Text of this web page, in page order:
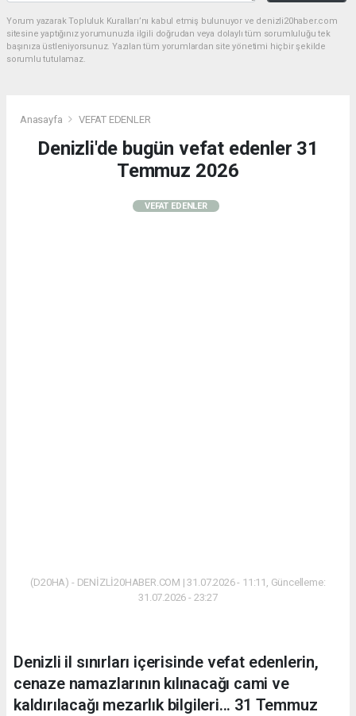
Yorum yazarak Topluluk Kuralları’nı kabul etmiş bulunuyor ve denizli20haber.com
sitesine yaptığınız yorumunuzla ilgili doğrudan veya dolaylı tüm sorumluluğu tek
başınıza üstleniyorsunuz. Yazılan tüm yorumlardan site yönetimi hiçbir şekilde
sorumlu tutulamaz.
Anasayfa VEFAT EDENLER
Denizli'de bugün vefat edenler 31
Temmuz 2026
VEFAT EDENLER
(D20HA) - DENİZLİ20HABER.COM | 31.07.2026 - 11:11, Güncelleme:
31.07.2026 - 23:27
Denizli il sınırları içerisinde vefat edenlerin,
cenaze namazlarının kılınacağı cami ve
kaldırılacağı mezarlık bilgileri... 31 Temmuz